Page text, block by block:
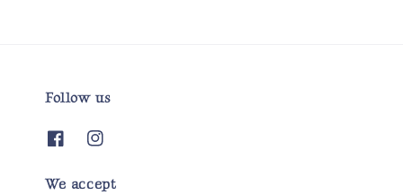
Follow us
We accept